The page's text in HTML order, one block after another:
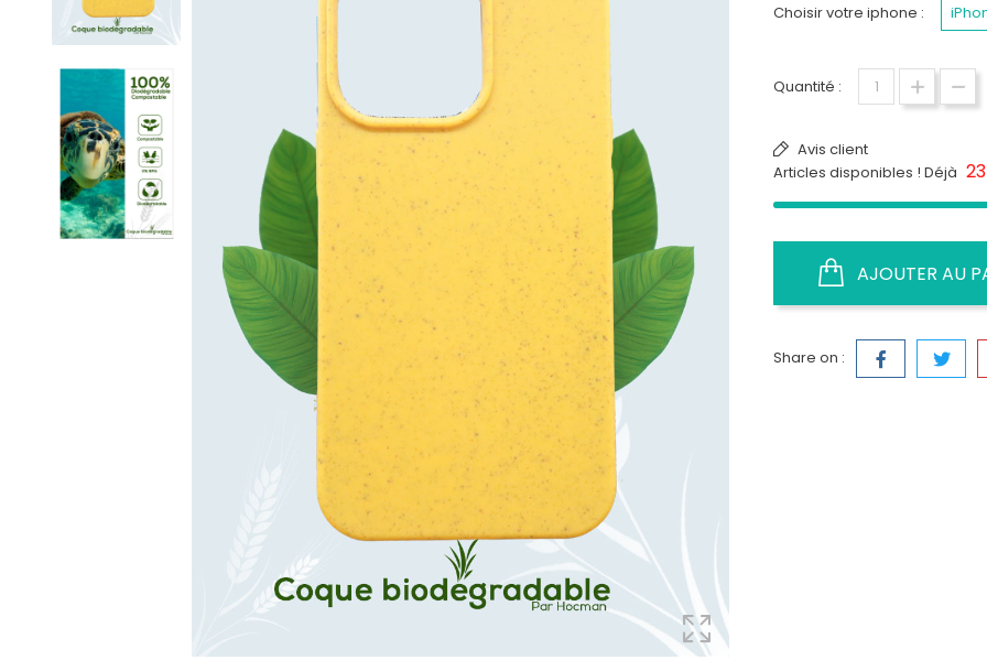
Choisir votre iphone :
Quantité :
Avis client
Articles disponibles ! Déjà
AJOUTER AU
Share on :